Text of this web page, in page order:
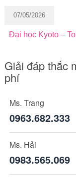
07/05/2026
Đại học Kyoto –
Giải đáp thắc
phí
Ms. Trang
0963.682.333
Ms. Hải
0983.565.069